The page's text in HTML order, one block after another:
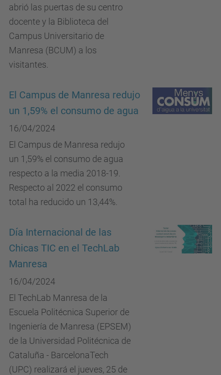
abrió las puertas de su centro
docente y la Biblioteca del
Campus Universitario de
Manresa (BCUM) a los
visitantes.
El Campus de Manresa redujo
un 1,59% el consumo de agua
16/04/2024
El Campus de Manresa redujo
un 1,59% el consumo de agua
respecto a la media 2018-19.
Respecto al 2022 el consumo
total ha reducido un 13,44%.
Día Internacional de las
Chicas TIC en el TechLab
Manresa
16/04/2024
El TechLab Manresa de la
Escuela Politécnica Superior de
Ingeniería de Manresa (EPSEM)
de la Universidad Politécnica de
Cataluña - BarcelonaTech
(UPC) realizará el jueves, 25 de